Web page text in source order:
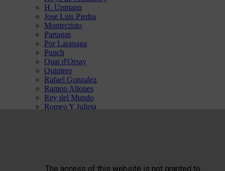
The access of this website is not granted to
H. Upmann
Jose Luis Piedra
Montecristo
Partagas
Por Laranaga
Punch
Quai d'Orsay
Quintero
Rafael Gonzalez
Ramon Allones
Rey del Mundo
Romeo Y Julieta

The Art of Fire